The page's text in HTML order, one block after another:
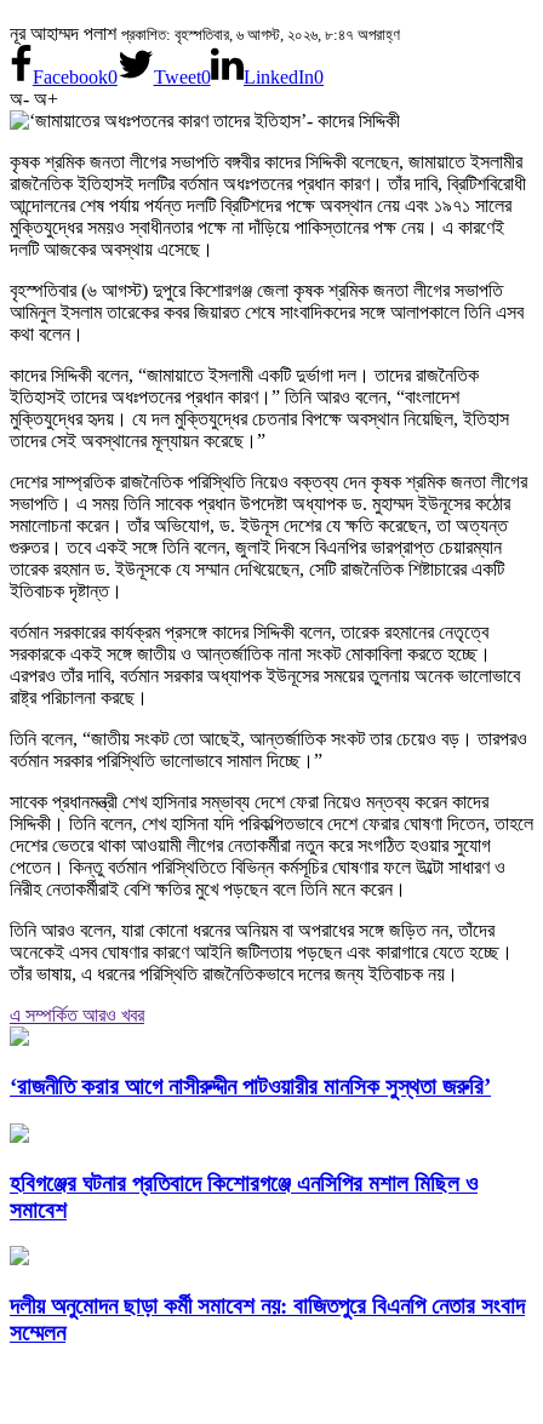
নূর আহাম্মদ পলাশ প্রকাশিত: বৃহস্পতিবার, ৬ আগস্ট, ২০২৬, ৮:৪৭ অপরাহ্ণ
Facebook0 Tweet0 LinkedIn0
অ- অ+
কৃষক শ্রমিক জনতা লীগের সভাপতি বঙ্গবীর কাদের সিদ্দিকী বলেছেন, জামায়াতে ইসলামীর
রাজনৈতিক ইতিহাসই দলটির বর্তমান অধঃপতনের প্রধান কারণ। তাঁর দাবি, ব্রিটিশবিরোধী
আন্দোলনের শেষ পর্যায় পর্যন্ত দলটি ব্রিটিশদের পক্ষে অবস্থান নেয় এবং ১৯৭১ সালের
মুক্তিযুদ্ধের সময়ও স্বাধীনতার পক্ষে না দাঁড়িয়ে পাকিস্তানের পক্ষ নেয়। এ কারণেই
দলটি আজকের অবস্থায় এসেছে।
বৃহস্পতিবার (৬ আগস্ট) দুপুরে কিশোরগঞ্জ জেলা কৃষক শ্রমিক জনতা লীগের সভাপতি
আমিনুল ইসলাম তারেকের কবর জিয়ারত শেষে সাংবাদিকদের সঙ্গে আলাপকালে তিনি এসব
কথা বলেন।
কাদের সিদ্দিকী বলেন, “জামায়াতে ইসলামী একটি দুর্ভাগা দল। তাদের রাজনৈতিক
ইতিহাসই তাদের অধঃপতনের প্রধান কারণ।” তিনি আরও বলেন, “বাংলাদেশ
মুক্তিযুদ্ধের হৃদয়। যে দল মুক্তিযুদ্ধের চেতনার বিপক্ষে অবস্থান নিয়েছিল, ইতিহাস
তাদের সেই অবস্থানের মূল্যায়ন করেছে।”
দেশের সাম্প্রতিক রাজনৈতিক পরিস্থিতি নিয়েও বক্তব্য দেন কৃষক শ্রমিক জনতা লীগের
সভাপতি। এ সময় তিনি সাবেক প্রধান উপদেষ্টা অধ্যাপক ড. মুহাম্মদ ইউনূসের কঠোর
সমালোচনা করেন। তাঁর অভিযোগ, ড. ইউনূস দেশের যে ক্ষতি করেছেন, তা অত্যন্ত
গুরুতর। তবে একই সঙ্গে তিনি বলেন, জুলাই দিবসে বিএনপির ভারপ্রাপ্ত চেয়ারম্যান
তারেক রহমান ড. ইউনূসকে যে সম্মান দেখিয়েছেন, সেটি রাজনৈতিক শিষ্টাচারের একটি
ইতিবাচক দৃষ্টান্ত।
বর্তমান সরকারের কার্যক্রম প্রসঙ্গে কাদের সিদ্দিকী বলেন, তারেক রহমানের নেতৃত্বে
সরকারকে একই সঙ্গে জাতীয় ও আন্তর্জাতিক নানা সংকট মোকাবিলা করতে হচ্ছে।
এরপরও তাঁর দাবি, বর্তমান সরকার অধ্যাপক ইউনূসের সময়ের তুলনায় অনেক ভালোভাবে
রাষ্ট্র পরিচালনা করছে।
তিনি বলেন, “জাতীয় সংকট তো আছেই, আন্তর্জাতিক সংকট তার চেয়েও বড়। তারপরও
বর্তমান সরকার পরিস্থিতি ভালোভাবে সামাল দিচ্ছে।”
সাবেক প্রধানমন্ত্রী শেখ হাসিনার সম্ভাব্য দেশে ফেরা নিয়েও মন্তব্য করেন কাদের
সিদ্দিকী। তিনি বলেন, শেখ হাসিনা যদি পরিকল্পিতভাবে দেশে ফেরার ঘোষণা দিতেন, তাহলে
দেশের ভেতরে থাকা আওয়ামী লীগের নেতাকর্মীরা নতুন করে সংগঠিত হওয়ার সুযোগ
পেতেন। কিন্তু বর্তমান পরিস্থিতিতে বিভিন্ন কর্মসূচির ঘোষণার ফলে উল্টো সাধারণ ও
নিরীহ নেতাকর্মীরাই বেশি ক্ষতির মুখে পড়ছেন বলে তিনি মনে করেন।
তিনি আরও বলেন, যারা কোনো ধরনের অনিয়ম বা অপরাধের সঙ্গে জড়িত নন, তাঁদের
অনেকেই এসব ঘোষণার কারণে আইনি জটিলতায় পড়ছেন এবং কারাগারে যেতে হচ্ছে।
তাঁর ভাষায়, এ ধরনের পরিস্থিতি রাজনৈতিকভাবে দলের জন্য ইতিবাচক নয়।
এ সম্পর্কিত আরও খবর
‘রাজনীতি করার আগে নাসীরুদ্দীন পাটওয়ারীর মানসিক সুস্থতা জরুরি’
হবিগঞ্জের ঘটনার প্রতিবাদে কিশোরগঞ্জে এনসিপির মশাল মিছিল ও
সমাবেশ
দলীয় অনুমোদন ছাড়া কর্মী সমাবেশ নয়: বাজিতপুরে বিএনপি নেতার সংবাদ
সম্মেলন